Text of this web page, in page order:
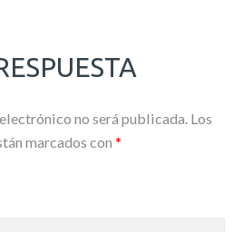
no será publicada. Los
marcados con *